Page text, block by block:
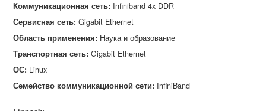
Коммуникационная сеть: Infiniband 4x DDR
Сервисная сеть: Gigabit Ethernet
Область применения: Наука и образование
Транспортная сеть: Gigabit Ethernet
ОС: Linux
Семейство коммуникационной сети: InfiniBand